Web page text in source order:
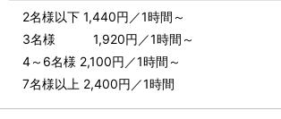
2名様以下 1,440円／1時間～
3名様 1,920円／1時間～
4～6名様 2,100円／1時間～
7名様以上 2,400円／1時間